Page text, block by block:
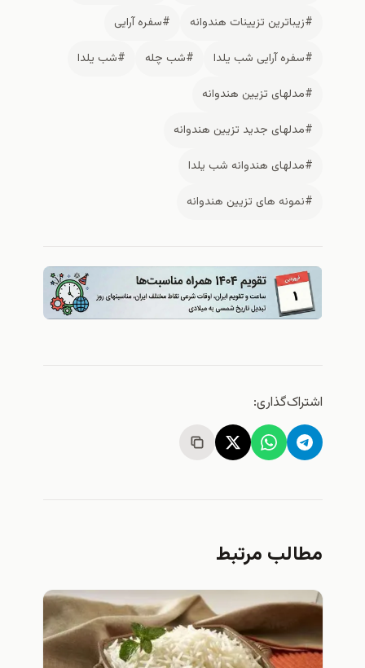
تزیینات هندوانه
#سفره آرایی
آرایی شب یلدا
#شب چله
#شب یلدا
تزیین هندوانه
جدید تزیین هندوانه
هندوانه شب یلدا
های تزیین هندوانه
مرتبط